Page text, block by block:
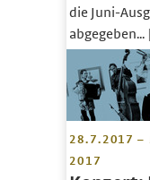
die Juni-
abgegeben...
28.7.2017 –
2017